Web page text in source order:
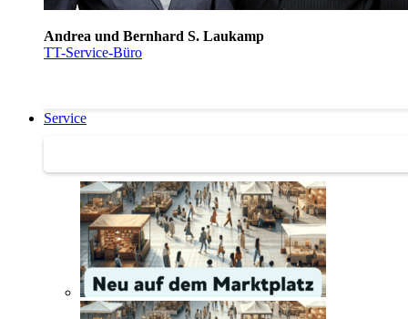
Andrea und Bernhard S. Laukamp
TT-Service-Büro
Service